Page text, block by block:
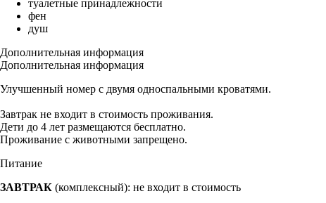
туалетные принадлежности
фен
душ
Дополнительная информация
Дополнительная информация
Улучшенный номер с двумя односпальными кроватями.
Завтрак не входит в стоимость проживания.
Дети до 4 лет размещаются бесплатно.
Проживание с животными запрещено.
Питание
ЗАВТРАК (комплексный): не входит в стоимость